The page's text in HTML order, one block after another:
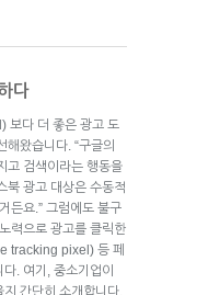
다
보다 더 좋은 광고 도
왔습니다. “구글의
고 검색이라는 행동을
북 광고 대상은 수동적
든요.” 그럼에도 불구
력으로 광고를 클릭한
tracking pixel) 등 페
. 여기, 중소기업이
간단히 소개합니다.